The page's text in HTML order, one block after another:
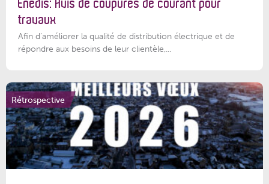
Enedis: Avis de coupures de courant pour
travaux
Afin d’améliorer la qualité de distribution électrique et de
répondre aux besoins de leur clientèle,...
Rétrospective